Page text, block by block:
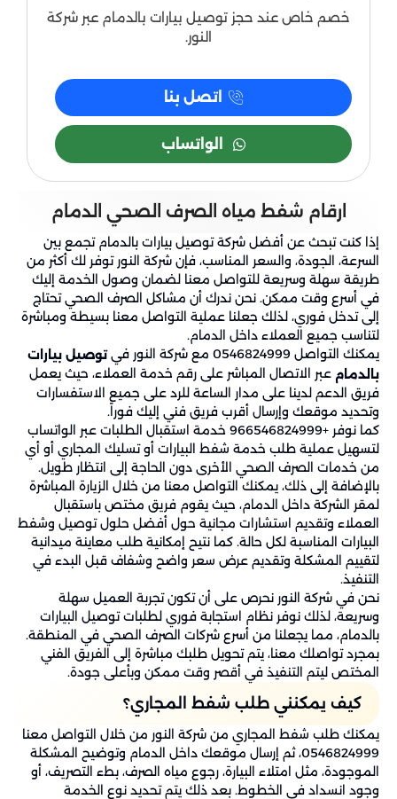
خصم خاص عند حجز توصيل بيارات بالدمام عبر شركة
النور.
اتصل بنا
الواتساب
ارقام شفط مياه الصرف الصحي الدمام
إذا كنت تبحث عن أفضل شركة توصيل بيارات بالدمام تجمع بين
السرعة، الجودة، والسعر المناسب، فإن شركة النور توفر لك أكثر من
طريقة سهلة وسريعة للتواصل معنا لضمان وصول الخدمة إليك
في أسرع وقت ممكن. نحن ندرك أن مشاكل الصرف الصحي تحتاج
إلى تدخل فوري، لذلك جعلنا عملية التواصل معنا بسيطة ومباشرة
لتناسب جميع العملاء داخل الدمام.
يمكنك التواصل 0546824999 مع شركة النور في
توصيل بيارات
بالدمام عبر الاتصال المباشر على رقم خدمة العملاء، حيث يعمل
فريق الدعم لدينا على مدار الساعة للرد على جميع الاستفسارات
وتحديد موقعك وإرسال أقرب فريق فني إليك فوراً.
كما نوفر +966546824999 خدمة استقبال الطلبات عبر الواتساب
لتسهيل عملية طلب خدمة شفط البيارات أو تسليك المجاري أو أي
من خدمات الصرف الصحي الأخرى دون الحاجة إلى انتظار طويل.
بالإضافة إلى ذلك، يمكنك التواصل معنا من خلال الزيارة المباشرة
لمقر الشركة داخل الدمام، حيث يقوم فريق مختص باستقبال
العملاء وتقديم استشارات مجانية حول أفضل حلول توصيل وشفط
البيارات المناسبة لكل حالة. كما نتيح إمكانية طلب معاينة ميدانية
لتقييم المشكلة وتقديم عرض سعر واضح وشفاف قبل البدء في
التنفيذ.
نحن في شركة النور نحرص على أن تكون تجربة العميل سهلة
وسريعة، لذلك نوفر نظام استجابة فوري لطلبات توصيل البيارات
بالدمام، مما يجعلنا من أسرع شركات الصرف الصحي في المنطقة.
بمجرد تواصلك معنا، يتم تحويل طلبك مباشرة إلى الفريق الفني
المختص ليتم التنفيذ في أقصر وقت ممكن وبأعلى جودة.
كيف يمكنني طلب شفط المجاري؟
يمكنك طلب شفط المجاري من شركة النور من خلال التواصل معنا
0546824999، ثم إرسال موقعك داخل الدمام وتوضيح المشكلة
الموجودة، مثل امتلاء البيارة، رجوع مياه الصرف، بطء التصريف، أو
وجود انسداد في الخطوط. بعد ذلك يتم تحديد نوع الخدمة